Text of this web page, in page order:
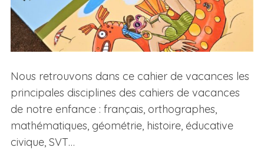
Nous retrouvons dans ce cahier de vacances les
principales disciplines des cahiers de vacances
de notre enfance : français, orthographes,
mathématiques, géométrie, histoire, éducative
civique, SVT…